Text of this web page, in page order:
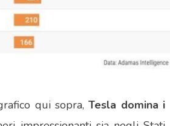
qui sopra,Tesla domina i